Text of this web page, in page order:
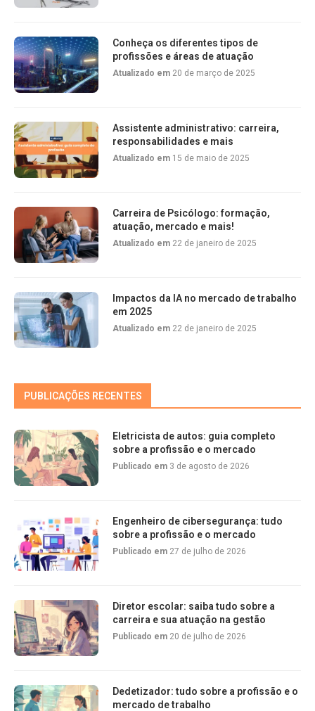
Conheça os diferentes tipos de
profissões e áreas de atuação
Atualizado em 20 de março de 2025
Assistente administrativo: carreira,
responsabilidades e mais
Atualizado em 15 de maio de 2025
Carreira de Psicólogo: formação,
atuação, mercado e mais!
Atualizado em 22 de janeiro de 2025
Impactos da IA no mercado de trabalho
em 2025
Atualizado em 22 de janeiro de 2025
PUBLICAÇÕES RECENTES
Eletricista de autos: guia completo
sobre a profissão e o mercado
Publicado em 3 de agosto de 2026
Engenheiro de cibersegurança: tudo
sobre a profissão e o mercado
Publicado em 27 de julho de 2026
Diretor escolar: saiba tudo sobre a
carreira e sua atuação na gestão
Publicado em 20 de julho de 2026
Dedetizador: tudo sobre a profissão e o
mercado de trabalho